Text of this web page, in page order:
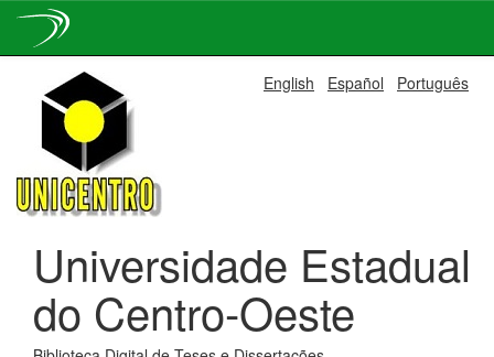
navigation
English Español Português
Universidade Estadual
do Centro-Oeste